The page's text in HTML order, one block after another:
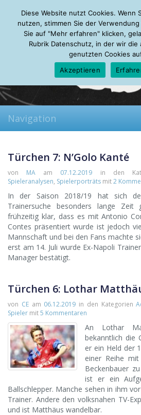
Saturday, 08.08.2026
Mein Account
About Autoren
Navigation
Türchen 7: N’Golo Kanté
von MA am 07.12.2019 in den
Spieleranalysen, Spielerporträts mit2
In der Saison 2018/19 hat sich
Trainersuche besonders lange Zeit
frühzeitig klar, dass es mit Antonio
Contes präsentiert wurde ist jedoch
Mannschaft und bei den Fans machte
erst am 14. Juli wurde Ex-Napoli
Manager bestätigt.
Türchen 6: Lothar
von CEam 06.12.2019 in den Kategorien
Spieler mit5 Kommentaren
An Lothar
bekanntlich die
er ein Held der
einer Reihe
Beckenbauer
ist er ein
Ballschlepper. Manche sehen in ihm
Trainer. Andere den volksnahen TV-
und ist Matthäus wandelbar.
Diese Website nutzt Cookies. Wenn
nutzen, stimmen Sie der
Sie auf "Mehr erfahren" klicken,
Rubrik Datenschutz, in der wir die
genutzten Cookies
Akzeptieren